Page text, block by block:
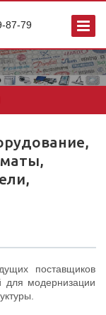
87-79
поставщиков
для модернизации